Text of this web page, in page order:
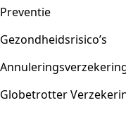
Preventie
Gezondheidsrisico’s
Globetrotter